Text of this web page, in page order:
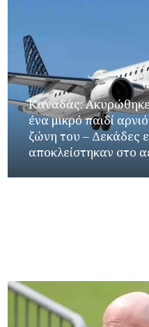
Καναδάς:
ένα μικρό παιδί
ζώνη του – Δεκάδες
αποκλείστηκαν στο